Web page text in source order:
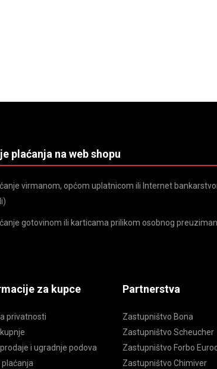
plaćanja na web shopu
virmanom, općom uplatnicom ili Internet
gotovinom ili karticama prilikom osobnog
za kupce
privatnosti
i ugradnje podova
plaćanja
Partnerstva
Zastupništvo Bona
Zastupništvo Scheucher
Zastupništvo Forbo
Zastupništvo Chimiver